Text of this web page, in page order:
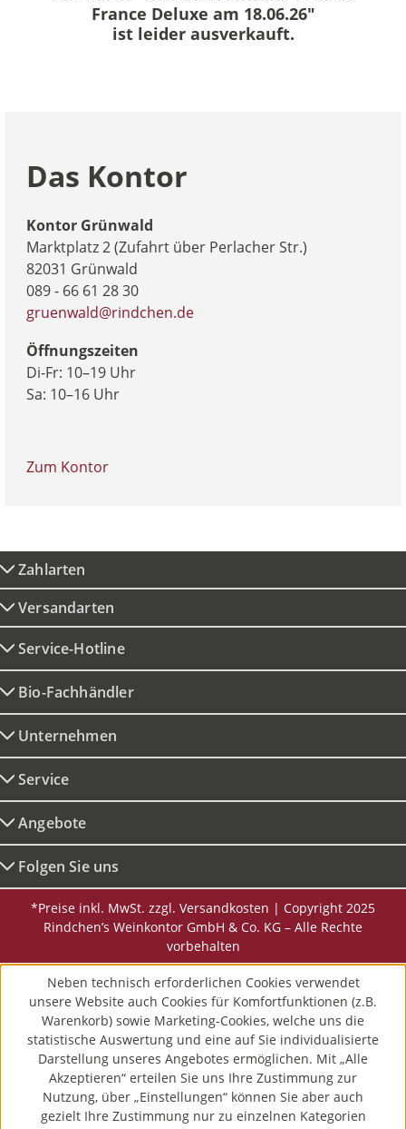
France Deluxe am 18.06.26"
ist leider ausverkauft.
Das Kontor
Kontor Grünwald
Marktplatz 2 (Zufahrt über Perlacher Str.)
82031 Grünwald
089 - 66 61 28 30
gruenwald@rindchen.de
Öffnungszeiten
Di-Fr: 10–19 Uhr
Sa: 10–16 Uhr
Zum Kontor
Zahlarten
Versandarten
Service-Hotline
Bio-Fachhändler
Unternehmen
Service
Angebote
Folgen Sie uns
*Preise inkl. MwSt. zzgl. Versandkosten | Copyright 2025
Rindchen’s Weinkontor GmbH & Co. KG – Alle Rechte
vorbehalten
Neben technisch erforderlichen Cookies verwendet
unsere Website auch Cookies für Komfortfunktionen (z.B.
Warenkorb) sowie Marketing-Cookies, welche uns die
statistische Auswertung und eine auf Sie individualisierte
Darstellung unseres Angebotes ermöglichen. Mit „Alle
Akzeptieren“ erteilen Sie uns Ihre Zustimmung zur
Nutzung, über „Einstellungen“ können Sie aber auch
gezielt Ihre Zustimmung nur zu einzelnen Kategorien